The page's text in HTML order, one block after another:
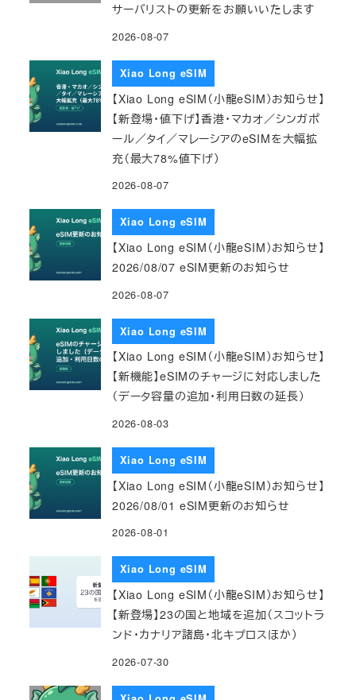
サーバリストの更新をお願いいたします
2026-08-07
Xiao Long eSIM
【Xiao Long eSIM（小龍eSIM）お知らせ】
【新登場・値下げ】香港・マカオ／シンガポ
ール／タイ／マレーシアのeSIMを大幅拡
充（最大78%値下げ）
2026-08-07
Xiao Long eSIM
【Xiao Long eSIM（小龍eSIM）お知らせ】
2026/08/07 eSIM更新のお知らせ
2026-08-07
Xiao Long eSIM
【Xiao Long eSIM（小龍eSIM）お知らせ】
【新機能】eSIMのチャージに対応しました
（データ容量の追加・利用日数の延長）
2026-08-03
Xiao Long eSIM
【Xiao Long eSIM（小龍eSIM）お知らせ】
2026/08/01 eSIM更新のお知らせ
2026-08-01
Xiao Long eSIM
【Xiao Long eSIM（小龍eSIM）お知らせ】
【新登場】23の国と地域を追加（スコットラ
ンド・カナリア諸島・北キプロスほか）
2026-07-30